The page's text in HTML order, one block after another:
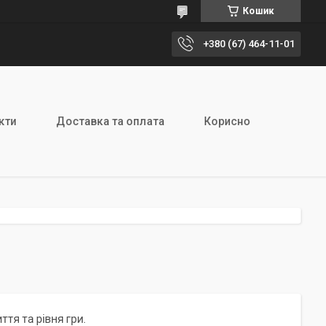
Кошик
+380 (67) 464-11-01
Доставка та оплата Корисно
та рівня гри.